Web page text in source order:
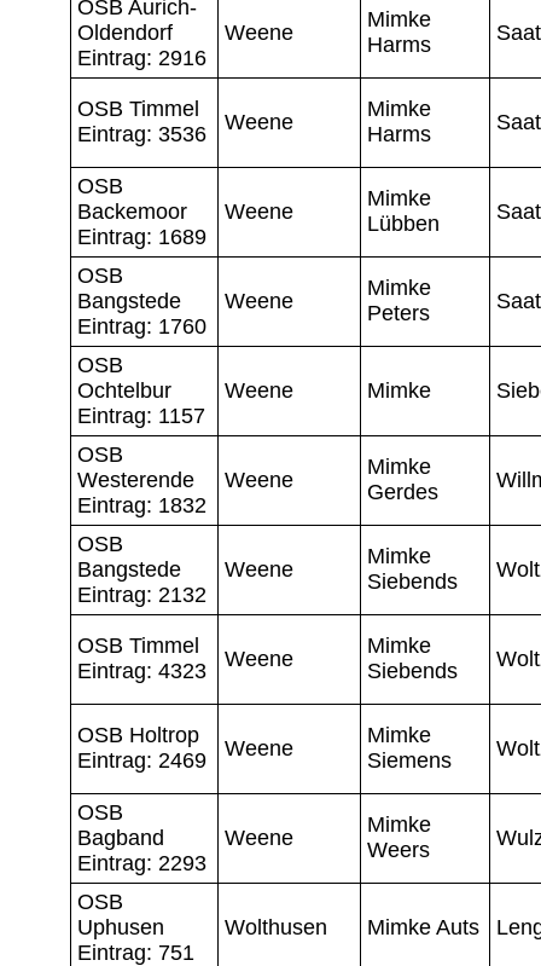
OSB Aurich-
Oldendorf
Eintrag: 2916
Weene
Mimke
Harms
OSB Timmel
Eintrag: 3536
Weene
Mimke
Harms
OSB
Backemoor
Eintrag: 1689
Weene
Mimke
Lübben
OSB
Bangstede
Eintrag: 1760
Weene
Mimke
Peters
OSB
Ochtelbur
Eintrag: 1157
Weene Mimke
OSB
Westerende
Eintrag: 1832
Weene
Mimke
Gerdes
OSB
Bangstede
Eintrag: 2132
Weene
Mimke
Siebends
OSB Timmel
Eintrag: 4323
Weene
Mimke
Siebends
OSB Holtrop
Eintrag: 2469
Weene
Mimke
Siemens
OSB
Bagband
Eintrag: 2293
Weene
Mimke
Weers
OSB
Uphusen
Eintrag: 751
Wolthusen Mimke Auts